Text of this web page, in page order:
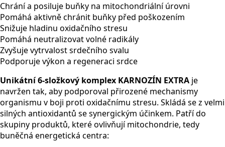
Chrání a posiluje buňky na mitochondriální úrovni
Pomáhá aktivně chránit buňky před poškozením
Snižuje hladinu oxidačního stresu
Pomáhá neutralizovat volné radikály
Zvyšuje vytrvalost srdečního svalu
Podporuje výkon a regeneraci srdce
Unikátní 6-složkový komplex KARNOZÍN EXTRA je
navržen tak, aby podporoval přirozené mechanismy
organismu v boji proti oxidačnímu stresu. Skládá se z velmi
silných antioxidantů se synergickým účinkem. Patří do
skupiny produktů, které ovlivňují mitochondrie, tedy
buněčná energetická centra: